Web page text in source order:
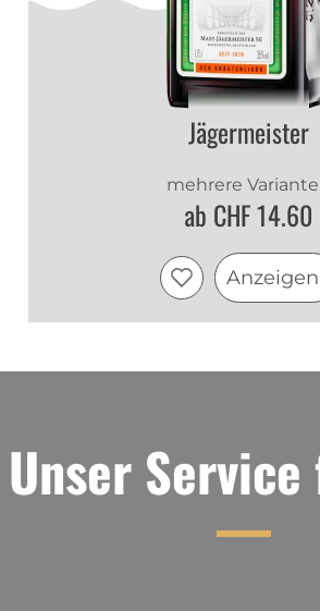
Jägermeister
mehrere
ab CHF 14.60
Anzeigen
Unser